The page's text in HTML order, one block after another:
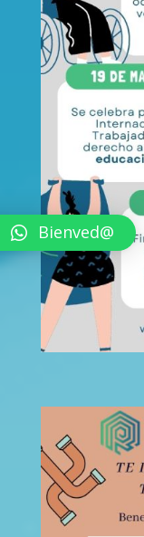
Bienved@